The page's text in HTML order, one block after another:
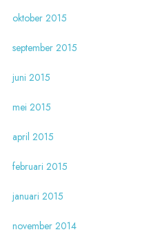
oktober 2015
september 2015
juni 2015
mei 2015
april 2015
februari 2015
januari 2015
november 2014